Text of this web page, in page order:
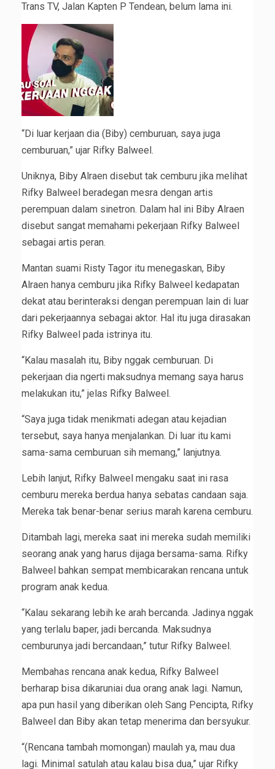
Trans TV, Jalan Kapten P Tendean, belum lama ini.
“Di luar kerjaan dia (Biby) cemburuan, saya juga
cemburuan,” ujar Rifky Balweel.
Uniknya, Biby Alraen disebut tak cemburu jika melihat
Rifky Balweel beradegan mesra dengan artis
perempuan dalam sinetron. Dalam hal ini Biby Alraen
disebut sangat memahami pekerjaan Rifky Balweel
sebagai artis peran.
Mantan suami Risty Tagor itu menegaskan, Biby
Alraen hanya cemburu jika Rifky Balweel kedapatan
dekat atau berinteraksi dengan perempuan lain di luar
dari pekerjaannya sebagai aktor. Hal itu juga dirasakan
Rifky Balweel pada istrinya itu.
“Kalau masalah itu, Biby nggak cemburuan. Di
pekerjaan dia ngerti maksudnya memang saya harus
melakukan itu,” jelas Rifky Balweel.
“Saya juga tidak menikmati adegan atau kejadian
tersebut, saya hanya menjalankan. Di luar itu kami
sama-sama cemburuan sih memang,” lanjutnya.
Lebih lanjut, Rifky Balweel mengaku saat ini rasa
cemburu mereka berdua hanya sebatas candaan saja.
Mereka tak benar-benar serius marah karena cemburu.
Ditambah lagi, mereka saat ini mereka sudah memiliki
seorang anak yang harus dijaga bersama-sama. Rifky
Balweel bahkan sempat membicarakan rencana untuk
program anak kedua.
“Kalau sekarang lebih ke arah bercanda. Jadinya nggak
yang terlalu baper, jadi bercanda. Maksudnya
cemburunya jadi bercandaan,” tutur Rifky Balweel.
Membahas rencana anak kedua, Rifky Balweel
berharap bisa dikaruniai dua orang anak lagi. Namun,
apa pun hasil yang diberikan oleh Sang Pencipta, Rifky
Balweel dan Biby akan tetap menerima dan bersyukur.
“(Rencana tambah momongan) maulah ya, mau dua
lagi. Minimal satulah atau kalau bisa dua,” ujar Rifky